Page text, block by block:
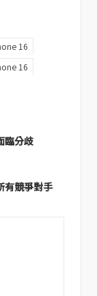
16
16
臨分歧
有競爭對手